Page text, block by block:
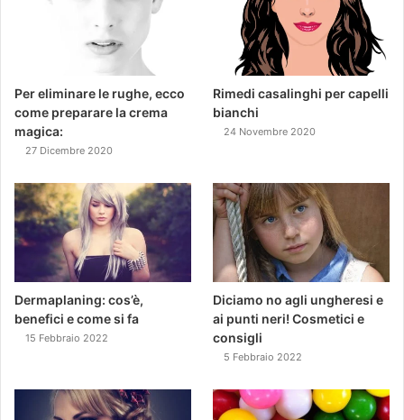
Per eliminare le rughe, ecco
come preparare la crema
magica:
27 Dicembre 2020
Rimedi casalinghi per capelli
bianchi
24 Novembre 2020
Dermaplaning: cos’è,
benefici e come si fa
15 Febbraio 2022
Diciamo no agli ungheresi e
ai punti neri! Cosmetici e
consigli
5 Febbraio 2022